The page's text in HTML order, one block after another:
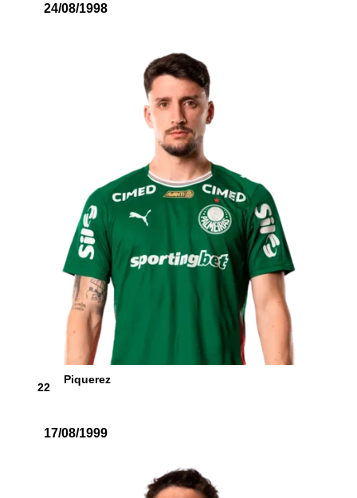
24/08/1998
22
Piquerez
17/08/1999